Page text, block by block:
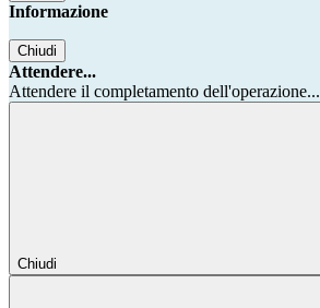
Informazione
Chiudi
Attendere...
Attendere il completamento dell'operazione...
Chiudi